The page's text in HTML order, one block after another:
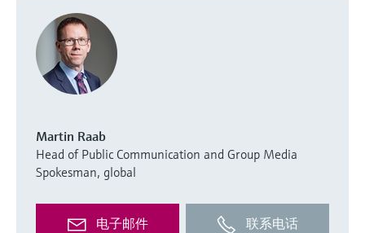
Martin Raab
Head of Public Communication and Group Media
Spokesman, global
电子邮件 联系电话